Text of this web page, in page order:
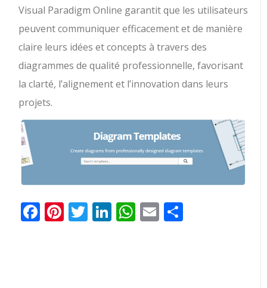
Visual Paradigm Online garantit que les utilisateurs
peuvent communiquer efficacement et de manière
claire leurs idées et concepts à travers des
diagrammes de qualité professionnelle, favorisant
la clarté, l’alignement et l’innovation dans leurs
projets.
Facebook
Pinterest
Twitter
LinkedIn
WhatsApp
Email